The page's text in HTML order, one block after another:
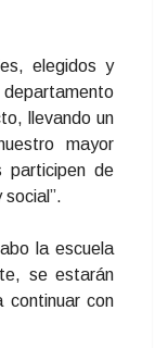
elegidos y
llevando un
mayor
participen de
la escuela
se estarán
continuar con